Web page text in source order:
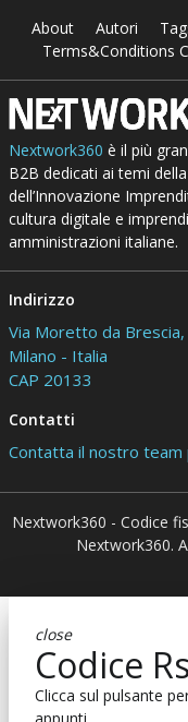
About Autori
Terms&Conditions
Nextwork360 è il più
B2B dedicati ai temi
dell’Innovazione
cultura digitale e
amministrazioni italiane.
Indirizzo
Via Moretto da Brescia,
Milano - Italia
CAP 20133
Contatti
Contatta il nostro team
Nextwork360 - Codice
Nextwork360.
close
Codice
Clicca sul pulsante